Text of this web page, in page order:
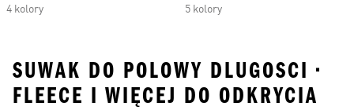
4 kolory
5 kolory
SUWAK DO POLOWY DLUGOSCI •
FLEECE I WIĘCEJ DO ODKRYCIA